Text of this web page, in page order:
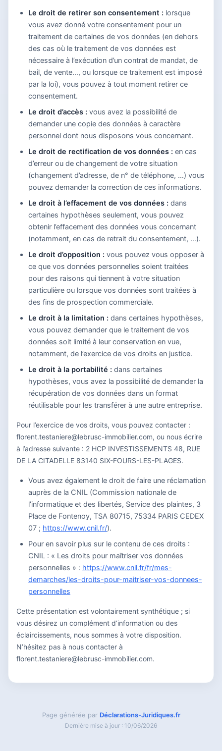
Le droit de retirer son consentement : lorsque
vous avez donné votre consentement pour un
traitement de certaines de vos données (en dehors
des cas où le traitement de vos données est
nécessaire à l’exécution d’un contrat de mandat, de
bail, de vente…, ou lorsque ce traitement est imposé
par la loi), vous pouvez à tout moment retirer ce
consentement.
Le droit d’accès : vous avez la possibilité de
demander une copie des données à caractère
personnel dont nous disposons vous concernant.
Le droit de rectification de vos données : en cas
d’erreur ou de changement de votre situation
(changement d’adresse, de n° de téléphone, …) vous
pouvez demander la correction de ces informations.
Le droit à l’effacement de vos données : dans
certaines hypothèses seulement, vous pouvez
obtenir l’effacement des données vous concernant
(notamment, en cas de retrait du consentement, …).
Le droit d’opposition : vous pouvez vous opposer à
ce que vos données personnelles soient traitées
pour des raisons qui tiennent à votre situation
particulière ou lorsque vos données sont traitées à
des fins de prospection commerciale.
Le droit à la limitation : dans certaines hypothèses,
vous pouvez demander que le traitement de vos
données soit limité à leur conservation en vue,
notamment, de l’exercice de vos droits en justice.
Le droit à la portabilité : dans certaines
hypothèses, vous avez la possibilité de demander la
récupération de vos données dans un format
réutilisable pour les transférer à une autre entreprise.
Pour l’exercice de vos droits, vous pouvez contacter :
florent.testaniere@lebrusc-immobilier.com, ou nous écrire
à l’adresse suivante : 2 HCP INVESTISSEMENTS 48, RUE
DE LA CITADELLE 83140 SIX-FOURS-LES-PLAGES.
Vous avez également le droit de faire une réclamation
auprès de la CNIL (Commission nationale de
l’informatique et des libertés, Service des plaintes, 3
Place de Fontenoy, TSA 80715, 75334 PARIS CEDEX
07 ; https://www.cnil.fr/).
Pour en savoir plus sur le contenu de ces droits :
CNIL : « Les droits pour maîtriser vos données
personnelles » : https://www.cnil.fr/fr/mes-
demarches/les-droits-pour-maitriser-vos-donnees-
personnelles
Cette présentation est volontairement synthétique ; si
vous désirez un complément d’information ou des
éclaircissements, nous sommes à votre disposition.
N’hésitez pas à nous contacter à
florent.testaniere@lebrusc-immobilier.com.
Page générée par Déclarations-Juridiques.fr
Dernière mise à jour : 10/06/2026